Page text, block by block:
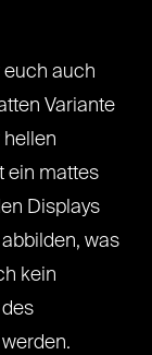
euch auch
Variante
hellen
ein mattes
Displays
was
kein